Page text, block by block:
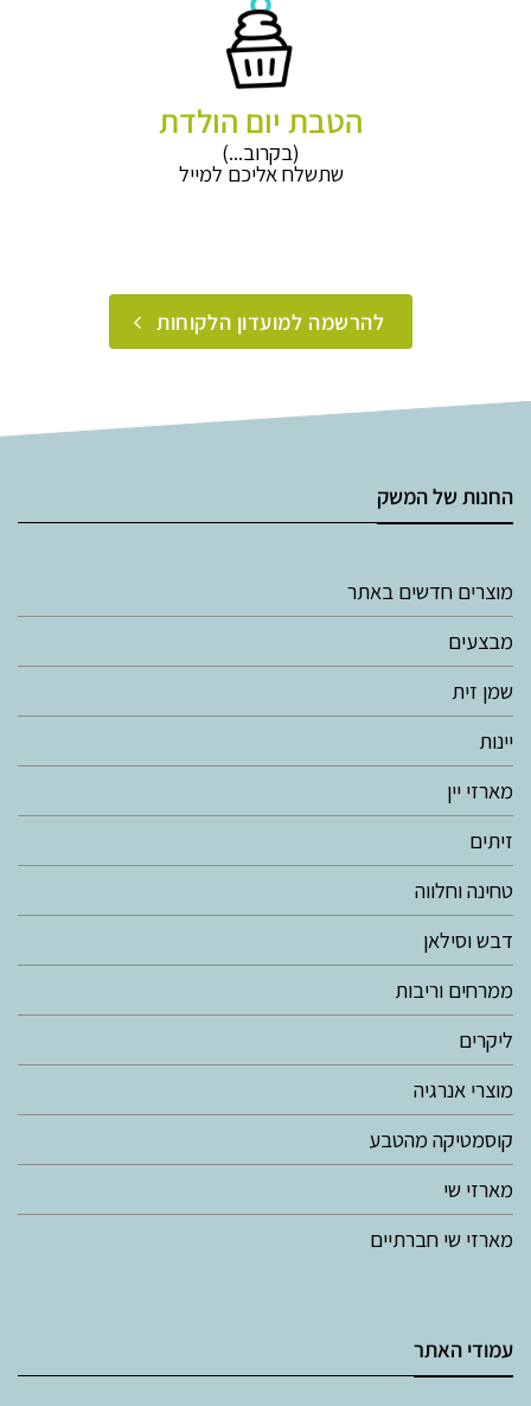
הטבת יום הולדת
(בקרוב...)
שתשלח אליכם למייל
להרשמה למועדון הלקוחות
החנות של המשק
מוצרים חדשים באתר
מבצעים
שמן זית
יינות
מארזי יין
זיתים
טחינה וחלווה
דבש וסילאן
ממרחים וריבות
ליקרים
מוצרי אנרגיה
קוסמטיקה מהטבע
מארזי שי
מארזי שי חברתיים
עמודי האתר